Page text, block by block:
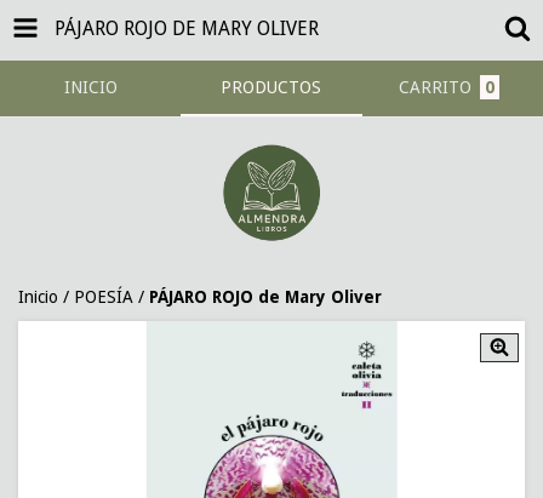
PÁJARO ROJO DE MARY OLIVER
INICIO PRODUCTOS CARRITO 0
Inicio / POESÍA / PÁJARO ROJO de Mary Oliver